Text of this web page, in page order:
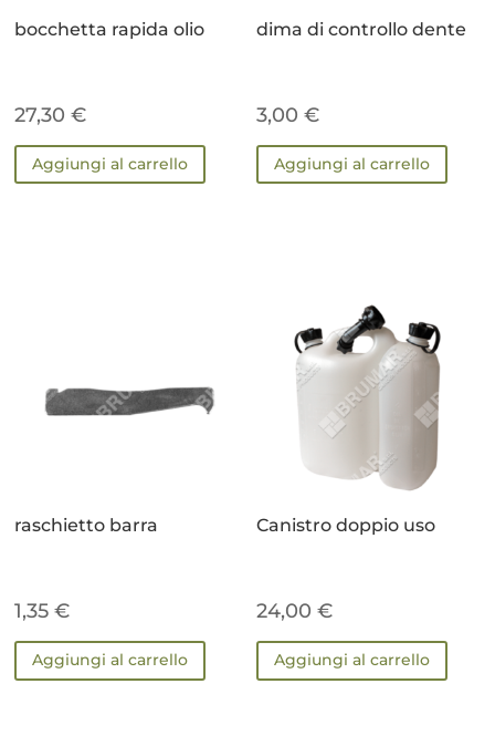
bocchetta rapida olio
27,30€
Aggiungi al carrello
dima di controllo dente
3,00€
Aggiungi al carrello
raschietto barra
1,35€
Aggiungi al carrello
Canistro doppio uso
24,00€
Aggiungi al carrello